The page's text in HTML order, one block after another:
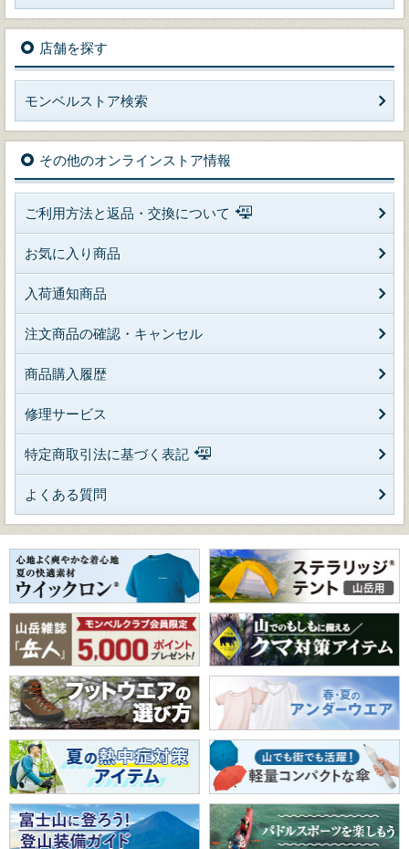
店舗を探す
モンベルストア検索
その他のオンラインストア情報
ご利用方法と返品・交換について
お気に入り商品
入荷通知商品
注文商品の確認・キャンセル
商品購入履歴
修理サービス
特定商取引法に基づく表記
よくある質問